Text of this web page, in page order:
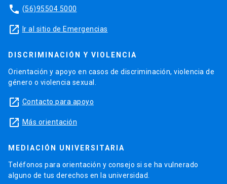
phone (56)95504 5000
launch Ir al sitio de Emergencias
DISCRIMINACIÓN Y VIOLENCIA
Orientación y apoyo en casos de discriminación, violencia de
género o violencia sexual.
launch Contacto para apoyo
launch Más orientación
MEDIACIÓN UNIVERSITARIA
Teléfonos para orientación y consejo si se ha vulnerado
alguno de tus derechos en la universidad.